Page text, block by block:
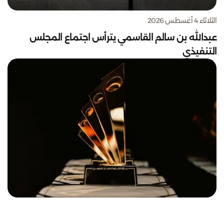
الثلاثاء 4 أغسطس 2026
عبدالله بن سالم القاسمي يترأس اجتماع المجلس
التنفيذي